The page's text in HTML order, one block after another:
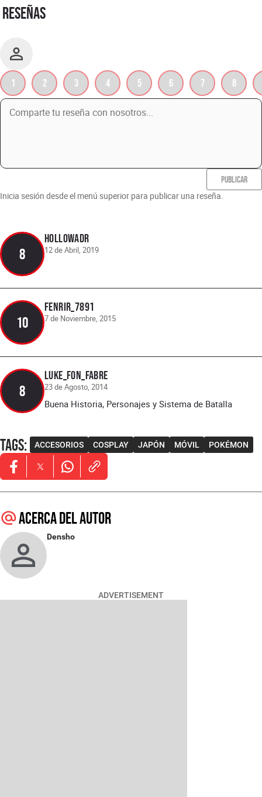
RESEÑAS
1 2 3 4 5 6 7 8
PUBLICAR
Inicia sesión desde el menú superior para publicar una reseña.
8
HollowADR
12 de Abril, 2019
10
fenrir_7891
7 de Noviembre, 2015
8
Luke_fon_Fabre
23 de Agosto, 2014
Buena Historia, Personajes y Sistema de Batalla
Tags: ACCESORIOS COSPLAY JAPÓN MÓVIL POKÉMON
Opens in new window
Opens in new window
Opens in new window
Acerca del autor
Densho
ADVERTISEMENT